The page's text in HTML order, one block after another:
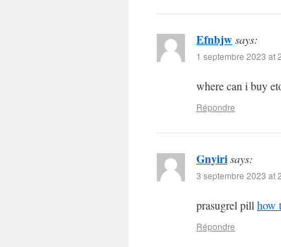
Efnbjwsays:
1 septembre 2023 at
where can i buy
Répondre
Gnyirisays:
3 septembre 2023 at
prasugrel pill how
Répondre